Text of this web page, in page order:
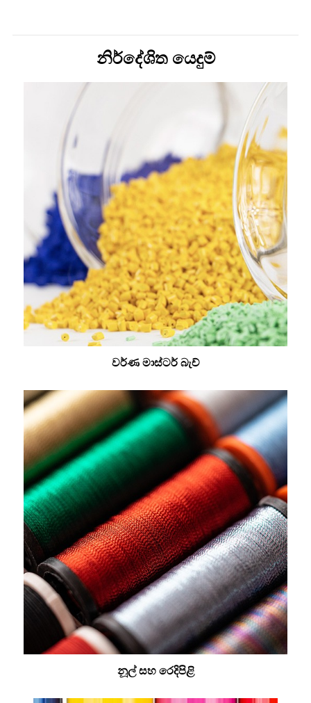
නිර්දේශිත යෙදුම්
වර්ණ මාස්ටර් බැච්
නූල් සහ රෙදිපිළි